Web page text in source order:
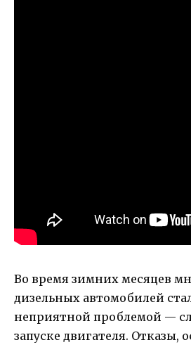
Во время зимних месяцев
дизельных автомобилей
неприятной проблемой —
запуске двигателя. Отказы,